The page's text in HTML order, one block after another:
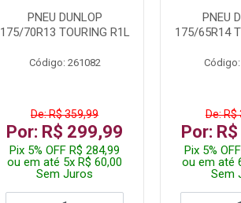
PNEU DUNLOP
175/70R13 TOURING R1L
Código: 261082
De: R$ 359,99
Por: R$ 299,99
Pix 5% OFF R$ 284,99
ou em até 5x R$ 60,00
Sem Juros
PNEU
175/65R14
De: R$
Por:
Pix 5%
ou em até
Sem